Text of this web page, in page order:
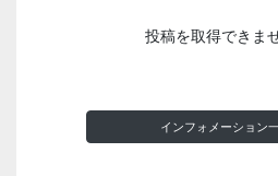
投稿を取得できま
インフォメーション